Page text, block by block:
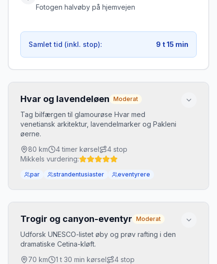
Fotogen halvøby på hjemvejen
Samlet tid (inkl. stop): 9 t 15 min
Hvar og lavendeløen Moderat
Tag bilfærgen til glamourøse Hvar med
venetiansk arkitektur, lavendelmarker og Pakleni
øerne.
80 km 4 timer kørsel 4 stop
Mikkels vurdering:
par strandentusiaster eventyrere
Book færge i forvejen i højsæsonen. Lavendel
blomstrer juni-juli.
Trogir og canyon-eventyr Moderat
Udforsk UNESCO-listet øby og prøv rafting i den
dramatiske Cetina-kløft.
70 km 1 t 30 min kørsel 4 stop